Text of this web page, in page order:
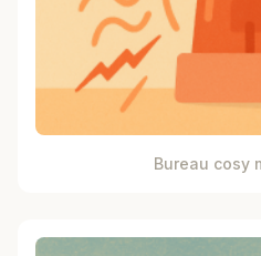
Bureau cosy